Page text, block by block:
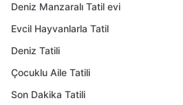
Deniz Manzaralı Tatil evi
Evcil Hayvanlarla Tatil
Deniz Tatili
Çocuklu Aile Tatili
Son Dakika Tatili